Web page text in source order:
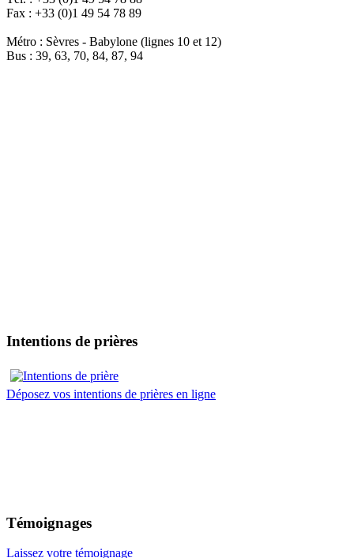
Fax : +33 (0)1 49 54 78 89
Métro : Sèvres - Babylone (lignes 10 et 12)
Bus : 39, 63, 70, 84, 87, 94
Intentions de prières
Déposez vos intentions de prières en ligne
Témoignages
Laissez votre témoignage